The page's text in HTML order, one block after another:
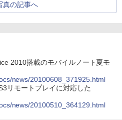
真の記事へ
2010搭載のモバイルノート夏モ
news/20100608_371925.html
リモートプレイに対応した
news/20100510_364129.html